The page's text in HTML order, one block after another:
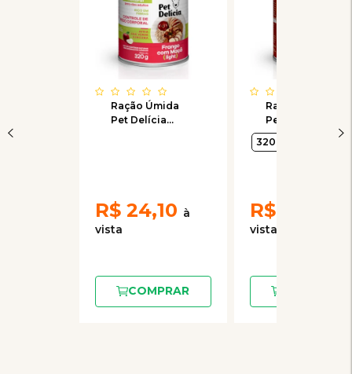
Ração Úmida
Pet Delícia
R$ 24,10
COMPRAR
Ração Úmida
Pet Delícia
Natural para
Cães Adultos
320 gr
R$